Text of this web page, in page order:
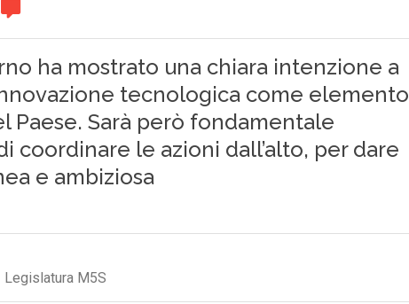
ha mostrato una chiara intenzione a
tecnologica come elemento
Sarà però fondamentale
coordinare le azioni dall’alto, per dare
e ambiziosa
M5S